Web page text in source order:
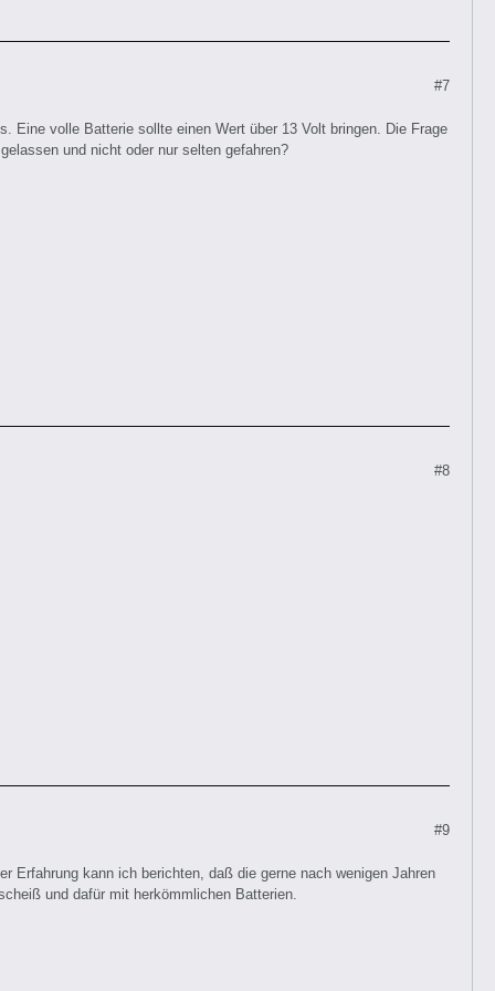
#7
Eine volle Batterie sollte einen Wert über 13 Volt bringen. Die Frage
und nicht oder nur selten gefahren?
#8
#9
Erfahrung kann ich berichten, daß die gerne nach wenigen Jahren
und dafür mit herkömmlichen Batterien.